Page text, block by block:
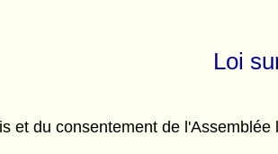
Loi
et du consentement de